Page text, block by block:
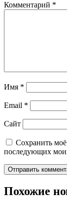
Комментарий *
Имя *
Email *
Сайт
Сохранить моё
последующих
Похожие